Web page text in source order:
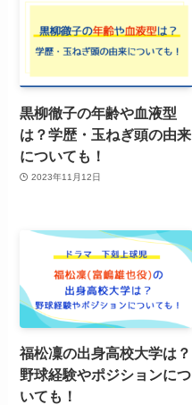
黒柳徹子の年齢や血液型
は？学歴・玉ねぎ頭の由来
についても！
2023年11月12日
福松凜の出身高校大学は？
野球経験やポジションにつ
いても！